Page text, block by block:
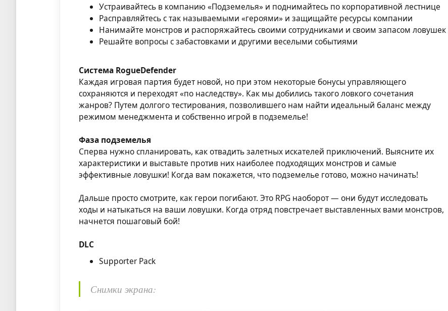
Устраивайтесь в компанию «Подземелья» и поднимайтесь по корпоративной лестнице
Расправляйтесь с так называемыми «героями» и защищайте ресурсы компании
Нанимайте монстров и распоряжайтесь своими сотрудниками и своим запасом ловушек
Решайте вопросы с забастовками и другими веселыми событиями
Система RogueDefender
Каждая игровая партия будет новой, но при этом некоторые бонусы управляющего
сохраняются и переходят «по наследству». Как мы добились такого ловкого сочетания
жанров? Путем долгого тестирования, позволившего нам найти идеальный баланс между
режимом менеджмента и собственно игрой в подземелье!
Фаза подземелья
Сперва нужно спланировать, как отвадить залетных искателей приключений. Выясните их
характеристики и выставьте против них наиболее подходящих монстров и самые
эффективные ловушки! Когда вам покажется, что подземелье готово, можно начинать!
Дальше просто смотрите, как герои погибают. Это RPG наоборот — они будут исследовать
ходы и натыкаться на ваши ловушки. Когда отряд повстречает выставленных вами монстров,
начнется пошаговый бой!
DLC
Supporter Pack
Снимки экрана: